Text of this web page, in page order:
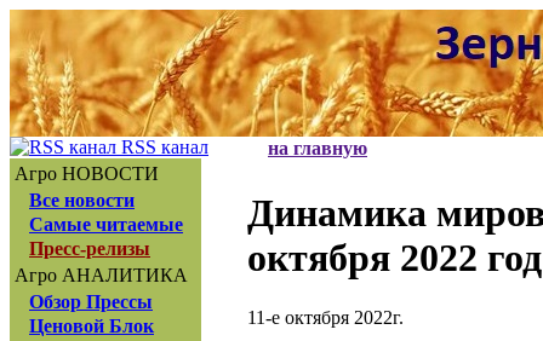
RSS канал
Агро НОВОСТИ
Все новости
Самые читаемые
Пресс-релизы
Агро АНАЛИТИКА
Обзор Прессы
Ценовой Блок
на главную
Динамика
октября 2022
11-е октября 2022г.